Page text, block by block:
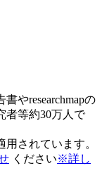
やresearchmapの
者等約30万人で
されています。
ください※詳し